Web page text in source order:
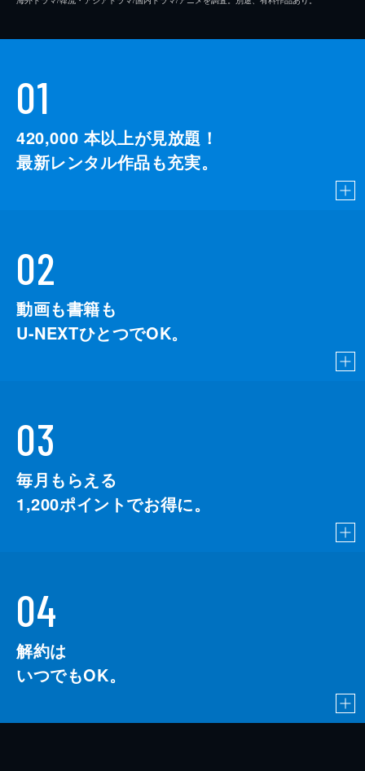
01
420,000 本以上が見放題！
最新レンタル作品も充実。
02
動画も書籍も
U-NEXTひとつでOK。
03
毎月もらえる
1,200ポイントでお得に。
04
解約は
いつでもOK。